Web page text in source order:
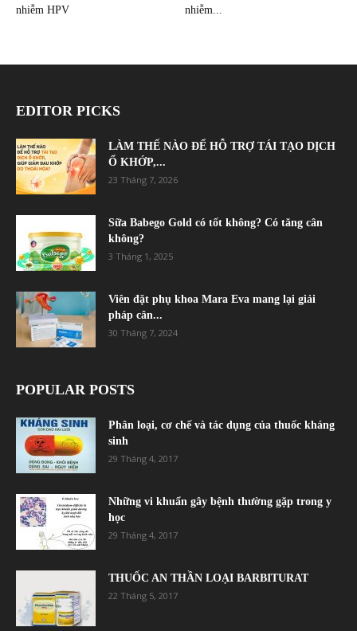
nhiễm HPV
nhiễm...
EDITOR PICKS
LÀM THẾ NÀO ĐỂ HỖ TRỢ TÁI TẠO DỊCH
Ổ KHỚP,...
23 Tháng 7, 2026
Sữa Babego Gold có tốt không? Có tăng cân
không?
3 Tháng 1, 2025
Viên đặt phụ khoa Mara Eva mang lại giải
pháp cân...
30 Tháng 7, 2024
POPULAR POSTS
Phân loại, cơ chế và tác dụng của thuốc kháng
sinh
29 Tháng 4, 2017
Những vi khuẩn gây bệnh thường gặp trong y
học
29 Tháng 4, 2017
THUỐC AN THẦN LOẠI BARBITURAT
22 Tháng 5, 2017